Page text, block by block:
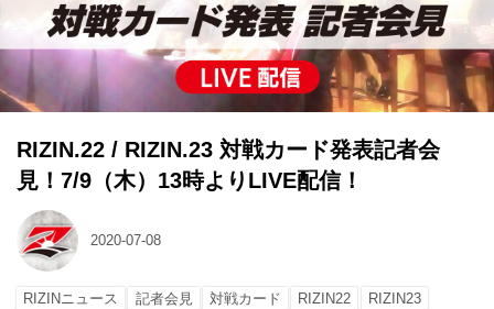
RIZIN.22 / RIZIN.23 対戦カード発表記者会
見！7/9（木）13時よりLIVE配信！
2020-07-08
RIZINニュース 記者会見 対戦カード RIZIN22 RIZIN23